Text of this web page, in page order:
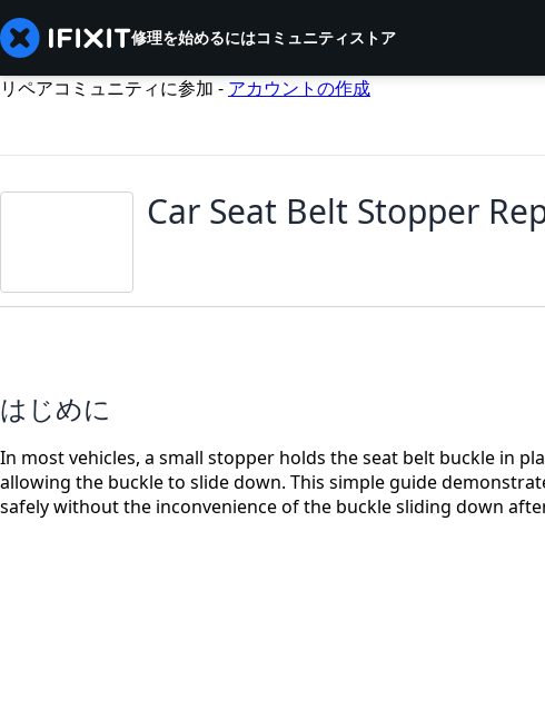
修理を始めるにはコミュニティストア
リペアコミュニティに参加 - アカウントの作成
Car Seat Belt Stopper
はじめに
In most vehicles, a small stopper holds the seat belt buckle in
allowing the buckle to slide down. This simple guide
safely without the inconvenience of the buckle sliding down